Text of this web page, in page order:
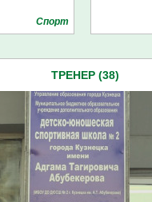
Спорт
ТРЕНЕР (38)